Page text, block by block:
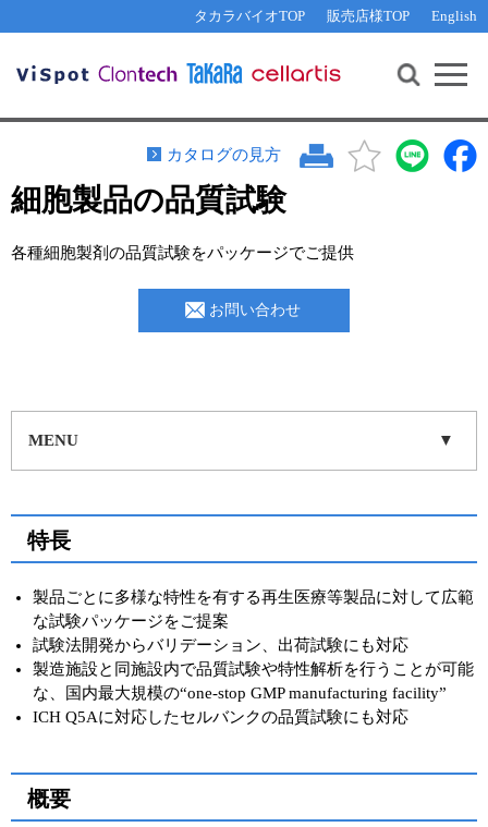
タカラバイオTOP 販売店様TOP English
機能解析・サイレンシング
核酸抽出・精製・標識
テクニカルサポートライン
その他 ライセンスに関するご相談
遺伝子組換え生物該当製品
研究支援ツール
Cut-Site Navigator 制限酵素切断サイトの検索
In-Fusion Cloning プライマー設計
抗体検索サイト
リアルタイムPCR（インターカレーター法）
リアルタイムPCR（プローブ法）
ラーニングセンター
リアルタイムPCR実験ガイド
NGSポータルサイト
幹細胞・再生医療研究ガイド
クローニング実験ガイド
細胞選択ガイド
エピジェネティクス実験ガイド
お問い合わせ WEB会員登録
カタログの見方
細胞製品の品質試験
各種細胞製剤の品質試験をパッケージでご提供
お問い合わせ
MENU
特長
製品ごとに多様な特性を有する再生医療等製品に対して広範
な試験パッケージをご提案
試験法開発からバリデーション、出荷試験にも対応
製造施設と同施設内で品質試験や特性解析を行うことが可能
な、国内最大規模の“one-stop GMP manufacturing facility”
ICH Q5Aに対応したセルバンクの品質試験にも対応
概要